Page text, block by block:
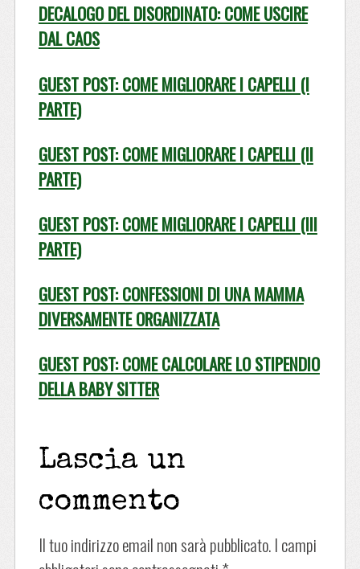
DECALOGO DEL DISORDINATO: COME USCIRE
DAL CAOS
GUEST POST: COME MIGLIORARE I CAPELLI (I
PARTE)
GUEST POST: COME MIGLIORARE I CAPELLI (II
PARTE)
GUEST POST: COME MIGLIORARE I CAPELLI (III
PARTE)
GUEST POST: CONFESSIONI DI UNA MAMMA
DIVERSAMENTE ORGANIZZATA
GUEST POST: COME CALCOLARE LO STIPENDIO
DELLA BABY SITTER
Lascia un
commento
Il tuo indirizzo email non sarà pubblicato.I campi